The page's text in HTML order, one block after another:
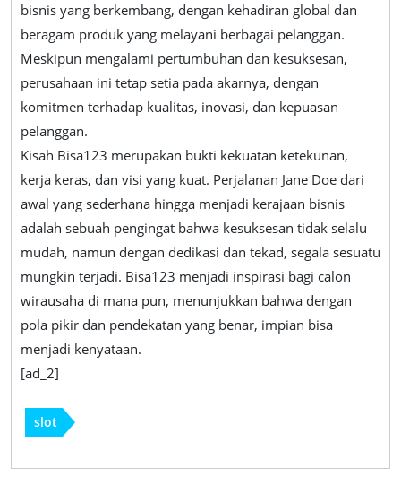
bisnis yang berkembang, dengan kehadiran global dan
beragam produk yang melayani berbagai pelanggan.
Meskipun mengalami pertumbuhan dan kesuksesan,
perusahaan ini tetap setia pada akarnya, dengan
komitmen terhadap kualitas, inovasi, dan kepuasan
pelanggan.
Kisah Bisa123 merupakan bukti kekuatan ketekunan,
kerja keras, dan visi yang kuat. Perjalanan Jane Doe dari
awal yang sederhana hingga menjadi kerajaan bisnis
adalah sebuah pengingat bahwa kesuksesan tidak selalu
mudah, namun dengan dedikasi dan tekad, segala sesuatu
mungkin terjadi. Bisa123 menjadi inspirasi bagi calon
wirausaha di mana pun, menunjukkan bahwa dengan
pola pikir dan pendekatan yang benar, impian bisa
menjadi kenyataan.
[ad_2]
slot